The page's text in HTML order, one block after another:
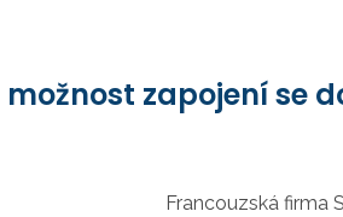
možnost zapojení
Francouzská firma